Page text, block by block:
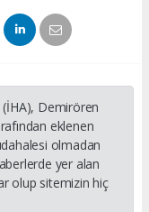
(İHA), Demirören
eklenen
olmadan
yer alan
olup sitemizin hiç